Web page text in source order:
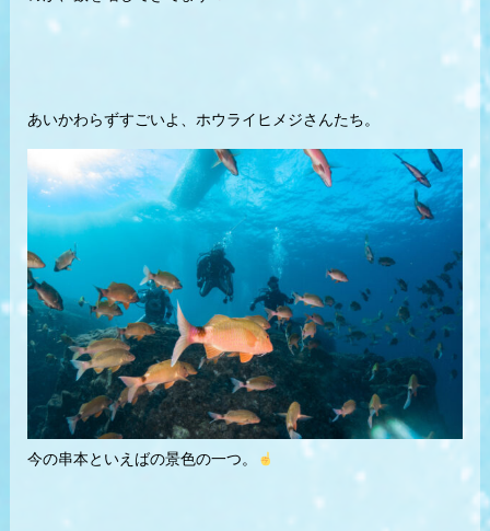
あいかわらずすごいよ、ホウライヒメジさんたち。
今の串本といえばの景色の一つ。